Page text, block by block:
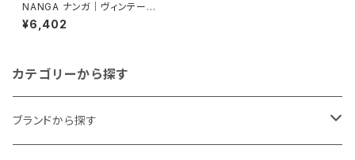
NANGA ナンガ｜ヴィンテージ
風デザイン半袖Tシャツ｜エコ
ハイブリッド ダックビンテージ
¥6,402
カテゴリーから探す
ブランドから探す